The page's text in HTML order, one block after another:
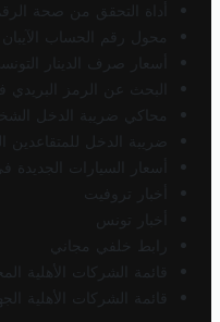
أداة التحقق من صحة
محول رقم الحساب
أسعار صرف الدينار
البحث عن الرمز البريدي
محاكي ضريبة الدخل
ضريبة الدخل للمتقاعدين
أسعار السيارات الجديدة
أخبار تروفيت
أخبار تونس
رابط خلفي مجاني
قائمة الشركات الأهلية
قائمة الشركات الأهلية